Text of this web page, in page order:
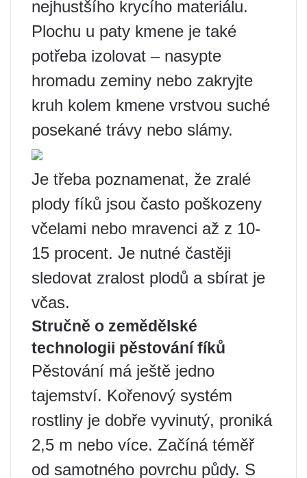
nejhustšího krycího materiálu.
Plochu u paty kmene je také
potřeba izolovat – nasypte
hromadu zeminy nebo zakryjte
kruh kolem kmene vrstvou suché
posekané trávy nebo slámy.
Je třeba poznamenat, že zralé
plody fíků jsou často poškozeny
včelami nebo mravenci až z 10-
15 procent. Je nutné častěji
sledovat zralost plodů a sbírat je
včas.
Stručně o zemědělské
technologii pěstování fíků
Pěstování má ještě jedno
tajemství. Kořenový systém
rostliny je dobře vyvinutý, proniká
2,5 m nebo více. Začíná téměř
od samotného povrchu půdy. S